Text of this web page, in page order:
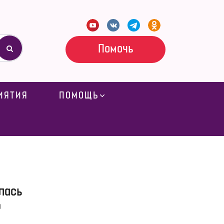
Помочь
ПОМОЩЬ